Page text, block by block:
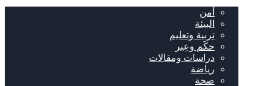
أمن
البيئة
تربية وتعليم
حكَم وعِبر
دراسات ومقالات
رياضة
صحة